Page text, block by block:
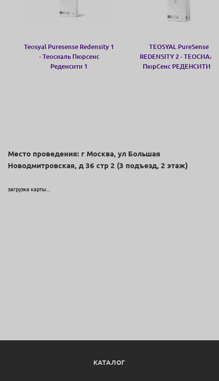
Teosyal Puresense Redensity 1
- Теосиаль Пюрсенс
Реденсити 1
TEOSYAL PureSense
REDENSITY 2 - ТЕОСИАЛЬ
ПюрСенс РЕДЕНСИТИ 2
Место проведения: г Москва, ул Большая
Новодмитровская, д 36 стр 2 (3 подъезд, 2 этаж)
загрузка карты...
КАТАЛОГ